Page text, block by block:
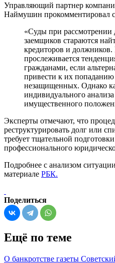
Управляющий партнер
Наймушин прокомментировал
«Суды при рассмотрении
заемщиков стараются
кредиторов и должников.
прослеживается
гражданами, если
привести к их
незащищенных. Однако
индивидуального
имущественного
Эксперты отмечают, что
реструктурировать долг или
требует тщательной
профессионального
Подробнее с анализом
материале РБК.
Поделиться
Ещё по теме
О банкротстве газеты